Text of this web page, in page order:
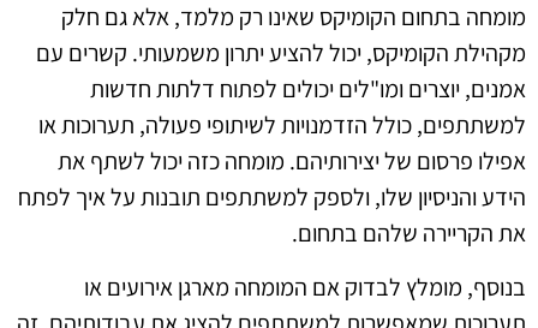
מומחה בתחום הקומיקס שאינו רק מלמד, אלא גם חלק
מקהילת הקומיקס, יכול להציע יתרון משמעותי. קשרים עם
אמנים, יוצרים ומו"לים יכולים לפתוח דלתות חדשות
למשתתפים, כולל הזדמנויות לשיתופי פעולה, תערוכות או
אפילו פרסום של יצירותיהם. מומחה כזה יכול לשתף את
הידע והניסיון שלו, ולספק למשתתפים תובנות על איך לפתח
את הקריירה שלהם בתחום.
בנוסף, מומלץ לבדוק אם המומחה מארגן אירועים או